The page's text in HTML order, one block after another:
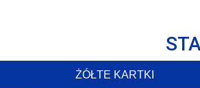
ŻÓŁTE KARTKI